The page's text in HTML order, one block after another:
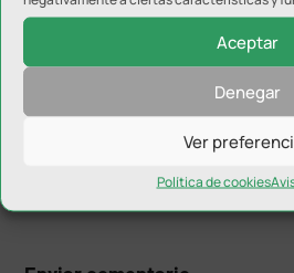
Aceptar
Denegar
Ver
Política de cookies
Incidencias.- Partido
jornada del Campeonato
IX de Tercera División entre el
UD Almería B en el Estadio